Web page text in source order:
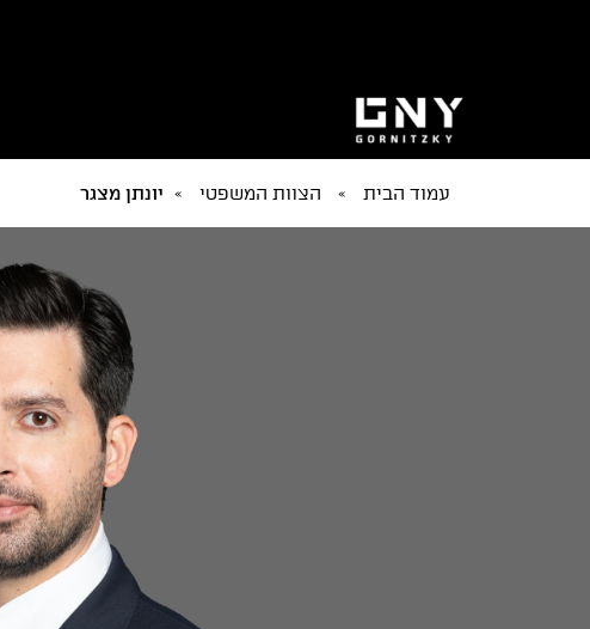
עמוד הבית » הצוות המשפטי » יונתן מצגר